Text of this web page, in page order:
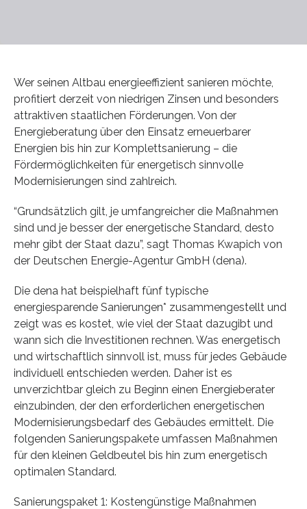
Wer seinen Altbau energieeffizient sanieren möchte,
profitiert derzeit von niedrigen Zinsen und besonders
attraktiven staatlichen Förderungen. Von der
Energieberatung über den Einsatz erneuerbarer
Energien bis hin zur Komplettsanierung – die
Fördermöglichkeiten für energetisch sinnvolle
Modernisierungen sind zahlreich.
“Grundsätzlich gilt, je umfangreicher die Maßnahmen
sind und je besser der energetische Standard, desto
mehr gibt der Staat dazu”, sagt Thomas Kwapich von
der Deutschen Energie-Agentur GmbH (dena).
Die dena hat beispielhaft fünf typische
energiesparende Sanierungen* zusammengestellt und
zeigt was es kostet, wie viel der Staat dazugibt und
wann sich die Investitionen rechnen. Was energetisch
und wirtschaftlich sinnvoll ist, muss für jedes Gebäude
individuell entschieden werden. Daher ist es
unverzichtbar gleich zu Beginn einen Energieberater
einzubinden, der den erforderlichen energetischen
Modernisierungsbedarf des Gebäudes ermittelt. Die
folgenden Sanierungspakete umfassen Maßnahmen
für den kleinen Geldbeutel bis hin zum energetisch
optimalen Standard.
Sanierungspaket 1: Kostengünstige Maßnahmen